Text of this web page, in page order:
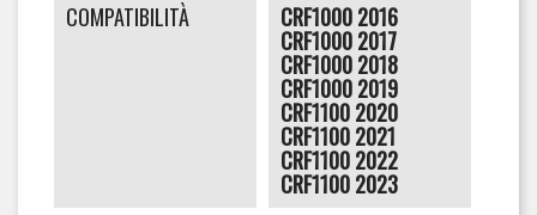
COMPATIBILITÀ CRF1000 2016
CRF1000 2017
CRF1000 2018
CRF1000 2019
CRF1100 2020
CRF1100 2021
CRF1100 2022
CRF1100 2023